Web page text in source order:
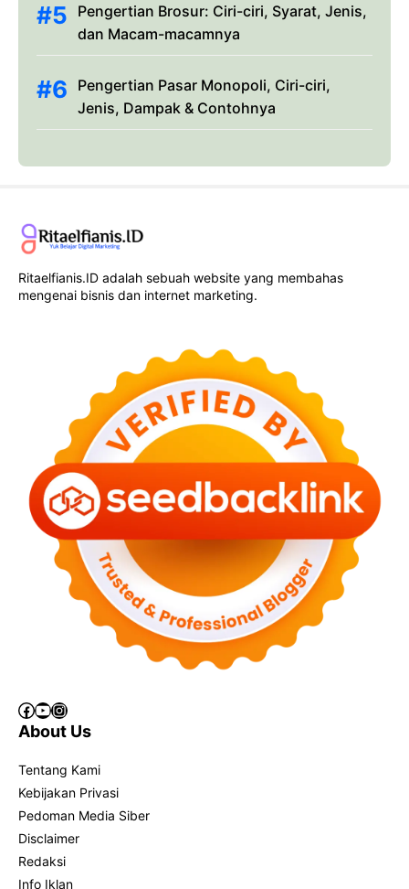
Pengertian Brosur: Ciri-ciri, Syarat, Jenis,
dan Macam-macamnya
Pengertian Pasar Monopoli, Ciri-ciri,
Jenis, Dampak & Contohnya
Ritaelfianis.ID adalah sebuah website yang membahas
mengenai bisnis dan internet marketing.
Facebook
YouTube
Instagram
About Us
Tentang Kami
Kebijakan Privasi
Pedoman Media Siber
Disclaimer
Redaksi
Info Iklan